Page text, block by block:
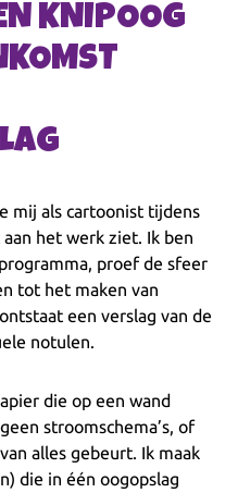
KNIPOOG
mij als cartoonist tijdens
het werk ziet. Ik ben
proef de sfeer
tot het maken van
een verslag van de
notulen.
die op een wand
stroomschema’s, of
alles gebeurt. Ik maak
die in één oogopslag